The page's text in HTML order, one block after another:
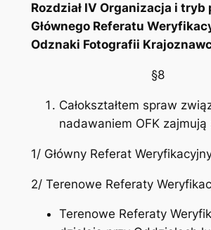
Rozdział IV Organizacja i tryb
Głównego Referatu
Odznaki Fotografii
§8
Całokształtem spraw
nadawaniem OFK zajmują
1/ Główny Referat
2/ Terenowe Referaty
Terenowe Referaty